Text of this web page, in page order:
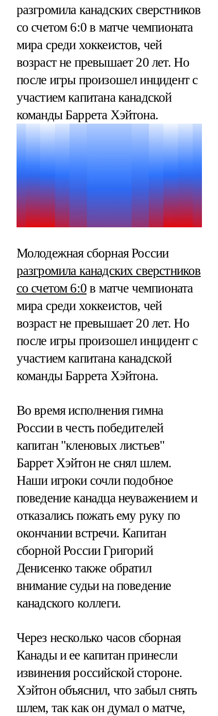
разгромила канадских сверстников
со счетом 6:0 в матче чемпионата
мира среди хоккеистов, чей
возраст не превышает 20 лет. Но
после игры произошел инцидент с
участием капитана канадской
команды Баррета Хэйтона.
Молодежная сборная России
разгромила канадских сверстников
со счетом 6:0 в матче чемпионата
мира среди хоккеистов, чей
возраст не превышает 20 лет. Но
после игры произошел инцидент с
участием капитана канадской
команды Баррета Хэйтона.
Во время исполнения гимна
России в честь победителей
капитан "кленовых листьев"
Баррет Хэйтон не снял шлем.
Наши игроки сочли подобное
поведение канадца неуважением и
отказались пожать ему руку по
окончании встречи. Капитан
сборной России Григорий
Денисенко также обратил
внимание судьи на поведение
канадского коллеги.
Через несколько часов сборная
Канады и ее капитан принесли
извинения российской стороне.
Хэйтон объяснил, что забыл снять
шлем, так как он думал о матче,